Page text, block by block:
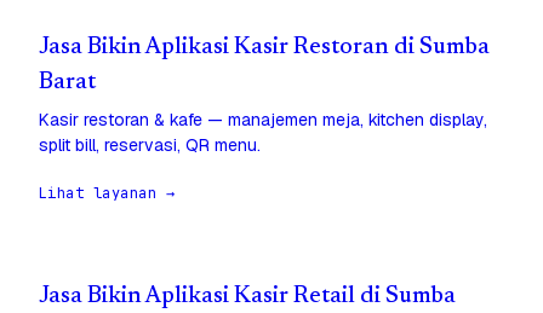
Jasa Bikin Aplikasi Kasir Restoran di Sumba
Barat
Kasir restoran & kafe — manajemen meja, kitchen display,
split bill, reservasi, QR menu.
Lihat layanan →
Jasa Bikin Aplikasi Kasir Retail di Sumba